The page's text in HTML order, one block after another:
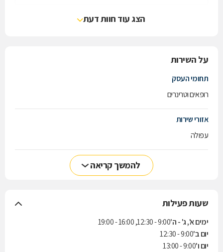
הצג עוד חוות דעת
על השירות
תחומי העסק
רופאים וטרינרים
אזורי שירות
עפולה
להמשך קריאה
שעות פעילות
ימים א', ג' - ה'9:00 - 12:30, 16:00 - 19:00
יום ב'9:00 - 12:30
יום ו'9:00 - 13:00